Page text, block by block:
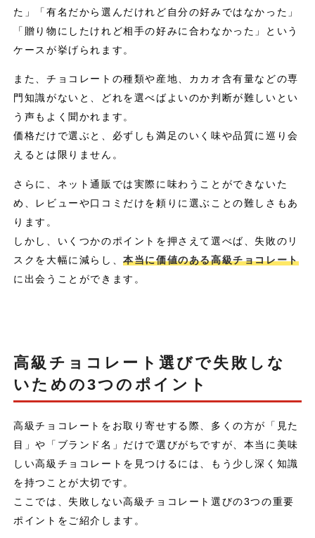
た」「有名だから選んだけれど自分の好みではなかった」
「贈り物にしたけれど相手の好みに合わなかった」という
ケースが挙げられます。
また、チョコレートの種類や産地、カカオ含有量などの専
門知識がないと、どれを選べばよいのか判断が難しいとい
う声もよく聞かれます。
価格だけで選ぶと、必ずしも満足のいく味や品質に巡り会
えるとは限りません。
さらに、ネット通販では実際に味わうことができないた
め、レビューや口コミだけを頼りに選ぶことの難しさもあ
ります。
しかし、いくつかのポイントを押さえて選べば、失敗のリ
スクを大幅に減らし、本当に価値のある高級チョコレート
に出会うことができます。
高級チョコレート選びで失敗しな
いための3つのポイント
高級チョコレートをお取り寄せする際、多くの方が「見た
目」や「ブランド名」だけで選びがちですが、本当に美味
しい高級チョコレートを見つけるには、もう少し深く知識
を持つことが大切です。
ここでは、失敗しない高級チョコレート選びの3つの重要
ポイントをご紹介します。